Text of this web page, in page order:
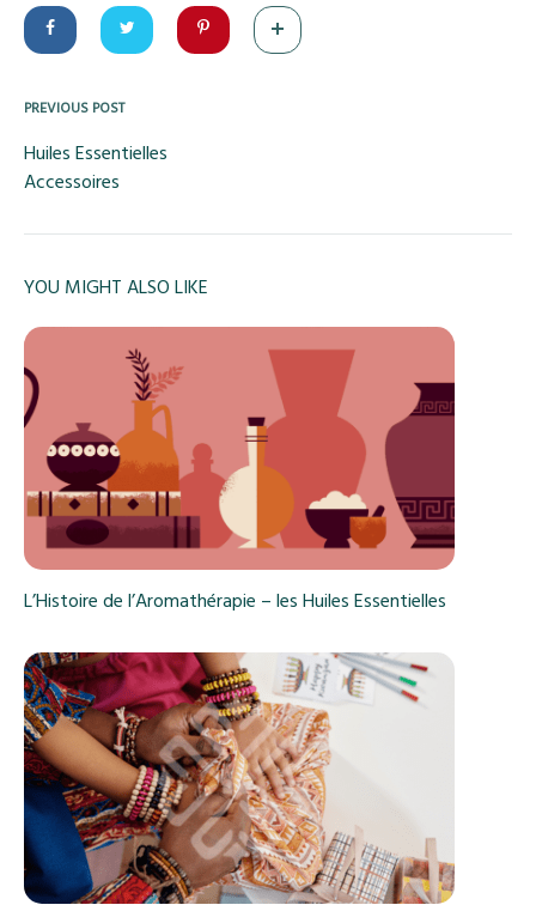
Post
navigation
PREVIOUS POST
Huiles Essentielles
Accessoires
YOU MIGHT ALSO LIKE
L’Histoire de l’Aromathérapie – les Huiles Essentielles